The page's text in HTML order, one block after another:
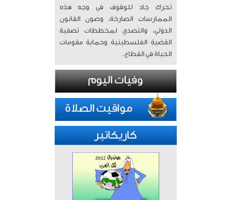
تحرك جاد للوقوف في وجه هذه
الممارسات الصارخة، وصون القانون
الدولي، والتصدي لمخططات تصفية
القضية الفلسطينية وحماية مقومات
الحياة في القطاع.
كاريكاتير